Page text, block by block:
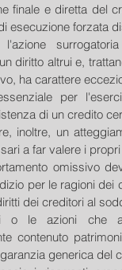
finale e diretta del
esecuzione forzata
l'azione
diritto altrui e,
ha carattere
per
di un credito
inoltre, un
a far valere i
omissivo
per le ragioni dei
dei creditori al
o le azioni che
contenuto
generica del